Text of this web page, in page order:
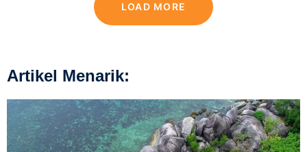
LOAD MORE
Artikel Menarik: